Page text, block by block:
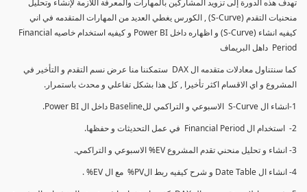
منحنيات التقدم (S-Curve) , الكورس يغطي العديد من المهارات المتقدمه في اني
كيفيه انشاء (S-Curve) و اظهاره داخل Power BI و كيفيه استخدام خاصيه Financial
Period داهل البريماف
كما سنتناول معادلات متقدمه ال DAX ستمكننا منا عرض نسم التقدم و التأخير في
المشروع و اي الاقسام اكثر تأخيرا , كل هذا بشكل تفاعلي و محدث باستمرار.
1-انشاء ال S-Curve الاسبوعي و التراكمي للBaseline داخل ال Power BI.
2- استخدام ال Financial Period في عمل التحديثات و حفظها.
3- انشاء و تحليل منحني تقدم المشروع EV% الاسبوعي و التراكمي.
4- انشاء ال Date Table و شرح كيفيه ربط الPV% مع ال EV% .